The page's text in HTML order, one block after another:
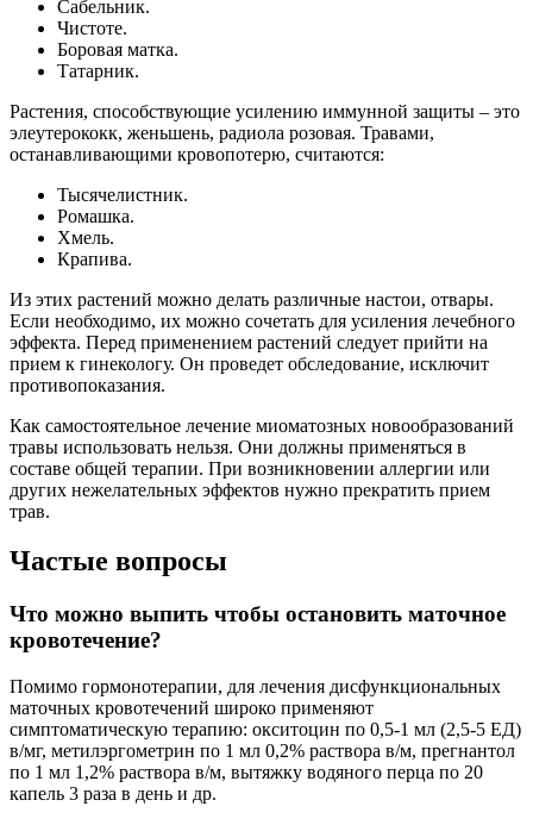
Cабельник.
Чистоте.
Боровая матка.
Татарник.
Растения, способствующие усилению иммунной защиты – это
элеутерококк, женьшень, радиола розовая. Травами,
останавливающими кровопотерю, считаются:
Тысячелистник.
Ромашка.
Хмель.
Крапива.
Из этих растений можно делать различные настои, отвары.
Если необходимо, их можно сочетать для усиления лечебного
эффекта. Перед применением растений следует прийти на
прием к гинекологу. Он проведет обследование, исключит
противопоказания.
Как самостоятельное лечение миоматозных новообразований
травы использовать нельзя. Они должны применяться в
составе общей терапии. При возникновении аллергии или
других нежелательных эффектов нужно прекратить прием
трав.
Частые вопросы
Что можно выпить чтобы остановить маточное
кровотечение?
Помимо гормонотерапии, для лечения дисфункциональных
маточных кровотечений широко применяют
симптоматическую терапию: окситоцин по 0,5-1 мл (2,5-5 ЕД)
в/мг, метилэргометрин по 1 мл 0,2% раствора в/м, прегнантол
по 1 мл 1,2% раствора в/м, вытяжку водяного перца по 20
капель 3 раза в день и др.